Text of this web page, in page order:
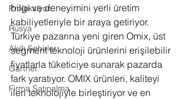
Projeksiyon
Rusya
Akıllı Şehirler
Gartner
Firma Satınalma
bilgi ve deneyimini yerli üretim
kabiliyetleriyle bir araya getiriyor.
Türkiye pazarına yeni giren Omix, üst
segment teknoloji ürünlerini erişilebilir
fiyatlarla tüketiciye sunarak pazarda
fark yaratıyor. OMIX ürünleri, kaliteyi
ileri teknolojiyle birleştiriyor ve en